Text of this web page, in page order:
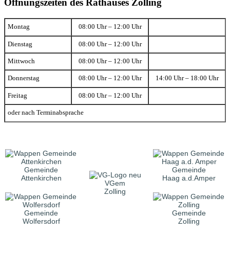
Öffnungszeiten des Rathauses Zolling
Montag 08:00 Uhr – 12:00 Uhr
Dienstag 08:00 Uhr – 12:00 Uhr
Mittwoch 08:00 Uhr – 12:00 Uhr
Donnerstag 08:00 Uhr – 12:00 Uhr 14:00 Uhr – 18:00 Uhr
Freitag 08:00 Uhr – 12:00 Uhr
oder nach Terminabsprache
Gemeinde
Attenkirchen
VGem
Zolling
Gemeinde
Haag a.d.Amper
Gemeinde
Wolfersdorf
Gemeinde
Zolling